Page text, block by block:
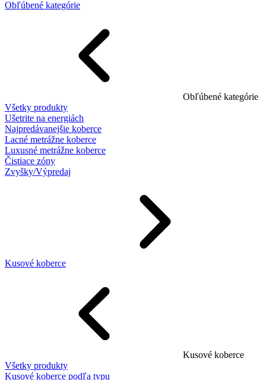
Obľúbené kategórie
Obľúbené kategórie
Všetky produkty
Ušetrite na energiách
Najpredávanejšie koberce
Lacné metrážne koberce
Luxusné metrážne koberce
Čistiace zóny
Zvyšky/Výpredaj
Kusové koberce
Kusové koberce
Všetky produkty
Kusové koberce podľa typu